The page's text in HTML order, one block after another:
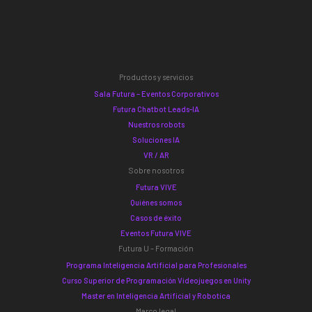
Productos y servicios
Sala Futura – Eventos Corporativos
Futura Chatbot Leads-IA
Nuestros robots
Soluciones IA
VR / AR
Sobre nosotros
Futura VIVE
Quiénes somos
Casos de éxito
Eventos Futura VIVE
Futura U – Formación
Programa Inteligencia Artificial para Profesionales
Curso Superior de Programación Videojuegos en Unity
Master en Inteligencia Artificial y Robotica